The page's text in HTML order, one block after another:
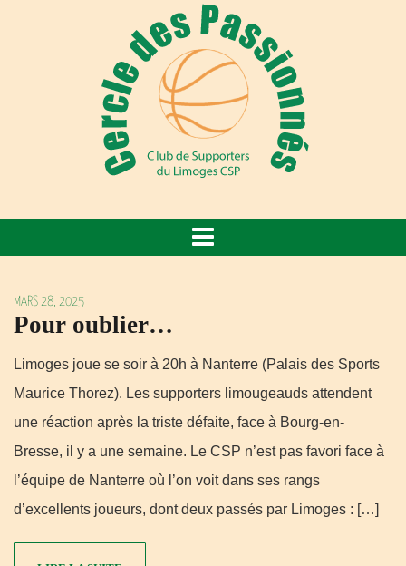
MARS 28, 2025
Pour oublier…
Limoges joue se soir à 20h à Nanterre (Palais des Sports
Maurice Thorez). Les supporters limougeauds attendent
une réaction après la triste défaite, face à Bourg-en-
Bresse, il y a une semaine. Le CSP n’est pas favori face à
l’équipe de Nanterre où l’on voit dans ses rangs
d’excellents joueurs, dont deux passés par Limoges : […]